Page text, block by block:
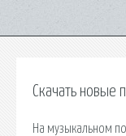
Скачать новые
На музыкальном